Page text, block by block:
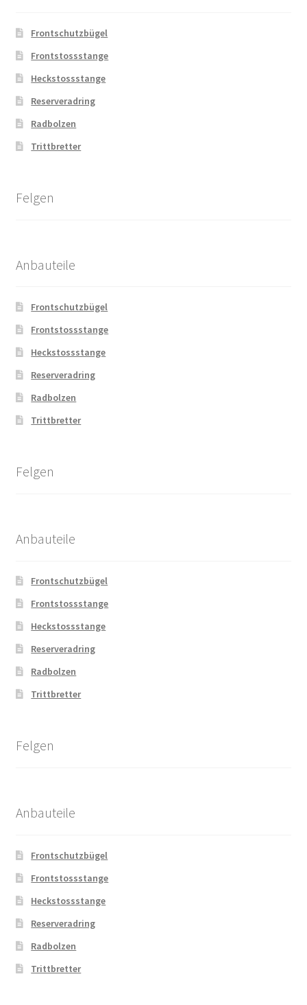
Frontschutzbügel
Frontstossstange
Heckstossstange
Reserveradring
Radbolzen
Trittbretter
Felgen
Anbauteile
Frontschutzbügel
Frontstossstange
Heckstossstange
Reserveradring
Radbolzen
Trittbretter
Felgen
Anbauteile
Frontschutzbügel
Frontstossstange
Heckstossstange
Reserveradring
Radbolzen
Trittbretter
Felgen
Anbauteile
Frontschutzbügel
Frontstossstange
Heckstossstange
Reserveradring
Radbolzen
Trittbretter